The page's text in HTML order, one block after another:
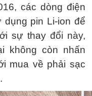
các dòng điện
pin Li-ion để
sự thay đổi này,
không còn nhấn
mua về phải sạc